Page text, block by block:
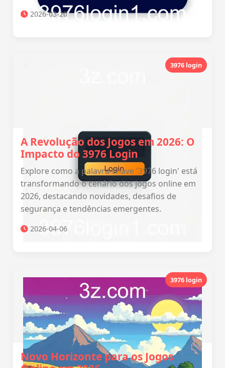
2026-03-20
3976 login
A Revolução dos Jogos em 2026: O
Impacto do 3976 Login
Explore como a palavra-chave '3976 login' está
transformando o cenário dos jogos online em
2026, destacando novidades, desafios de
segurança e tendências emergentes.
2026-04-06
3976 login
Novo Horizonte para os Jogos